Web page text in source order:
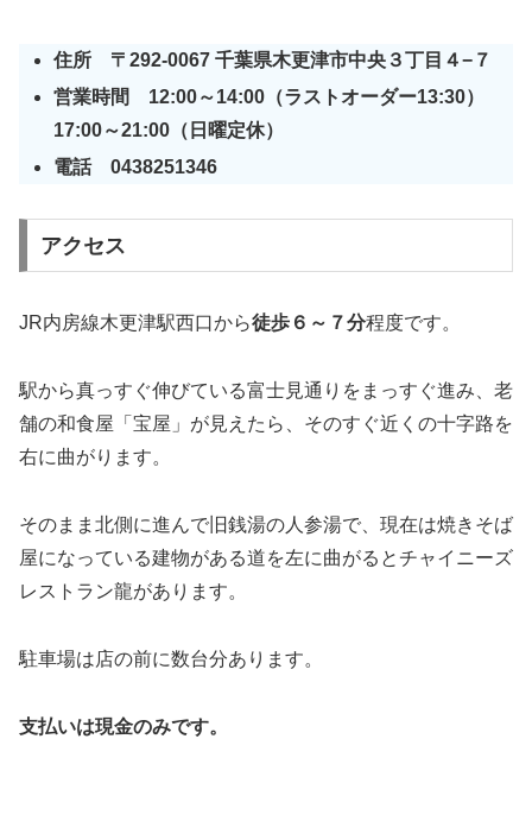
住所 〒292-0067 千葉県木更津市中央３丁目４−７
営業時間 12:00～14:00（ラストオーダー13:30）
17:00～21:00（日曜定休）
電話 0438251346
アクセス
JR内房線木更津駅西口から徒歩６～７分程度です。
駅から真っすぐ伸びている富士見通りをまっすぐ進み、老
舗の和食屋「宝屋」が見えたら、そのすぐ近くの十字路を
右に曲がります。
そのまま北側に進んで旧銭湯の人参湯で、現在は焼きそば
屋になっている建物がある道を左に曲がるとチャイニーズ
レストラン龍があります。
駐車場は店の前に数台分あります。
支払いは現金のみです。